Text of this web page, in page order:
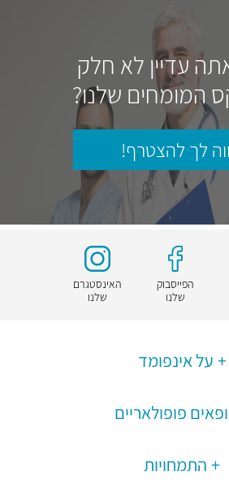
עדיין לא חלק
המומחים שלנו?
לך להצטרף!
הפייסבוק
שלנו
האינסטגרם
שלנו
על אינפומד
פופולאריים
התמחויות